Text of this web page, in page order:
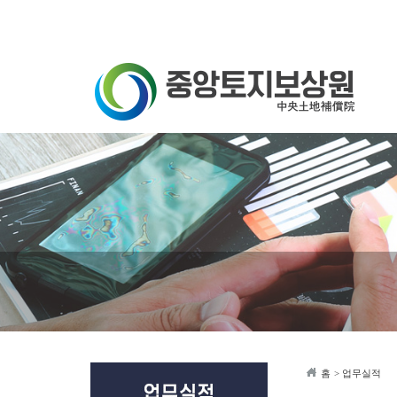
홈 > 업무실적